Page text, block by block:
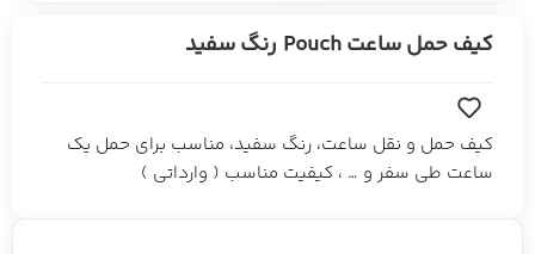
کیف حمل ساعت Pouch رنگ سفید
کیف حمل و نقل ساعت، رنگ سفید، مناسب برای حمل یک
ساعت طی سفر و … ، کیفیت مناسب ( وارداتی )